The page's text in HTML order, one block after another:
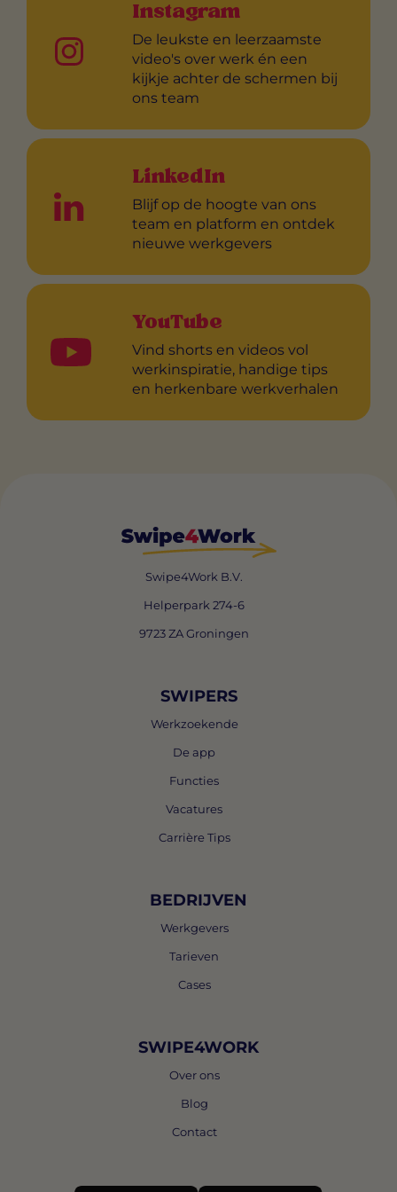
Instagram
De leukste en leerzaamste
video's over werk én een
kijkje achter de schermen bij
ons team
LinkedIn
Blijf op de hoogte van ons
team en platform en ontdek
nieuwe werkgevers
YouTube
Vind shorts en videos vol
werkinspiratie, handige tips
en herkenbare werkverhalen
Swipe4Work B.V.
Helperpark 274-6
9723 ZA Groningen
SWIPERS
Werkzoekende
De app
Functies
Vacatures
Carrière Tips
BEDRIJVEN
Werkgevers
Tarieven
Cases
SWIPE4WORK
Over ons
Blog
Contact